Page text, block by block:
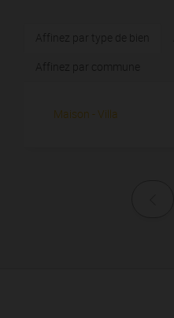
Affinez par type de bien
Affinez par commune
Maison - Villa